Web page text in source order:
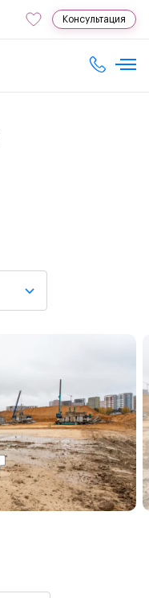
Консультация